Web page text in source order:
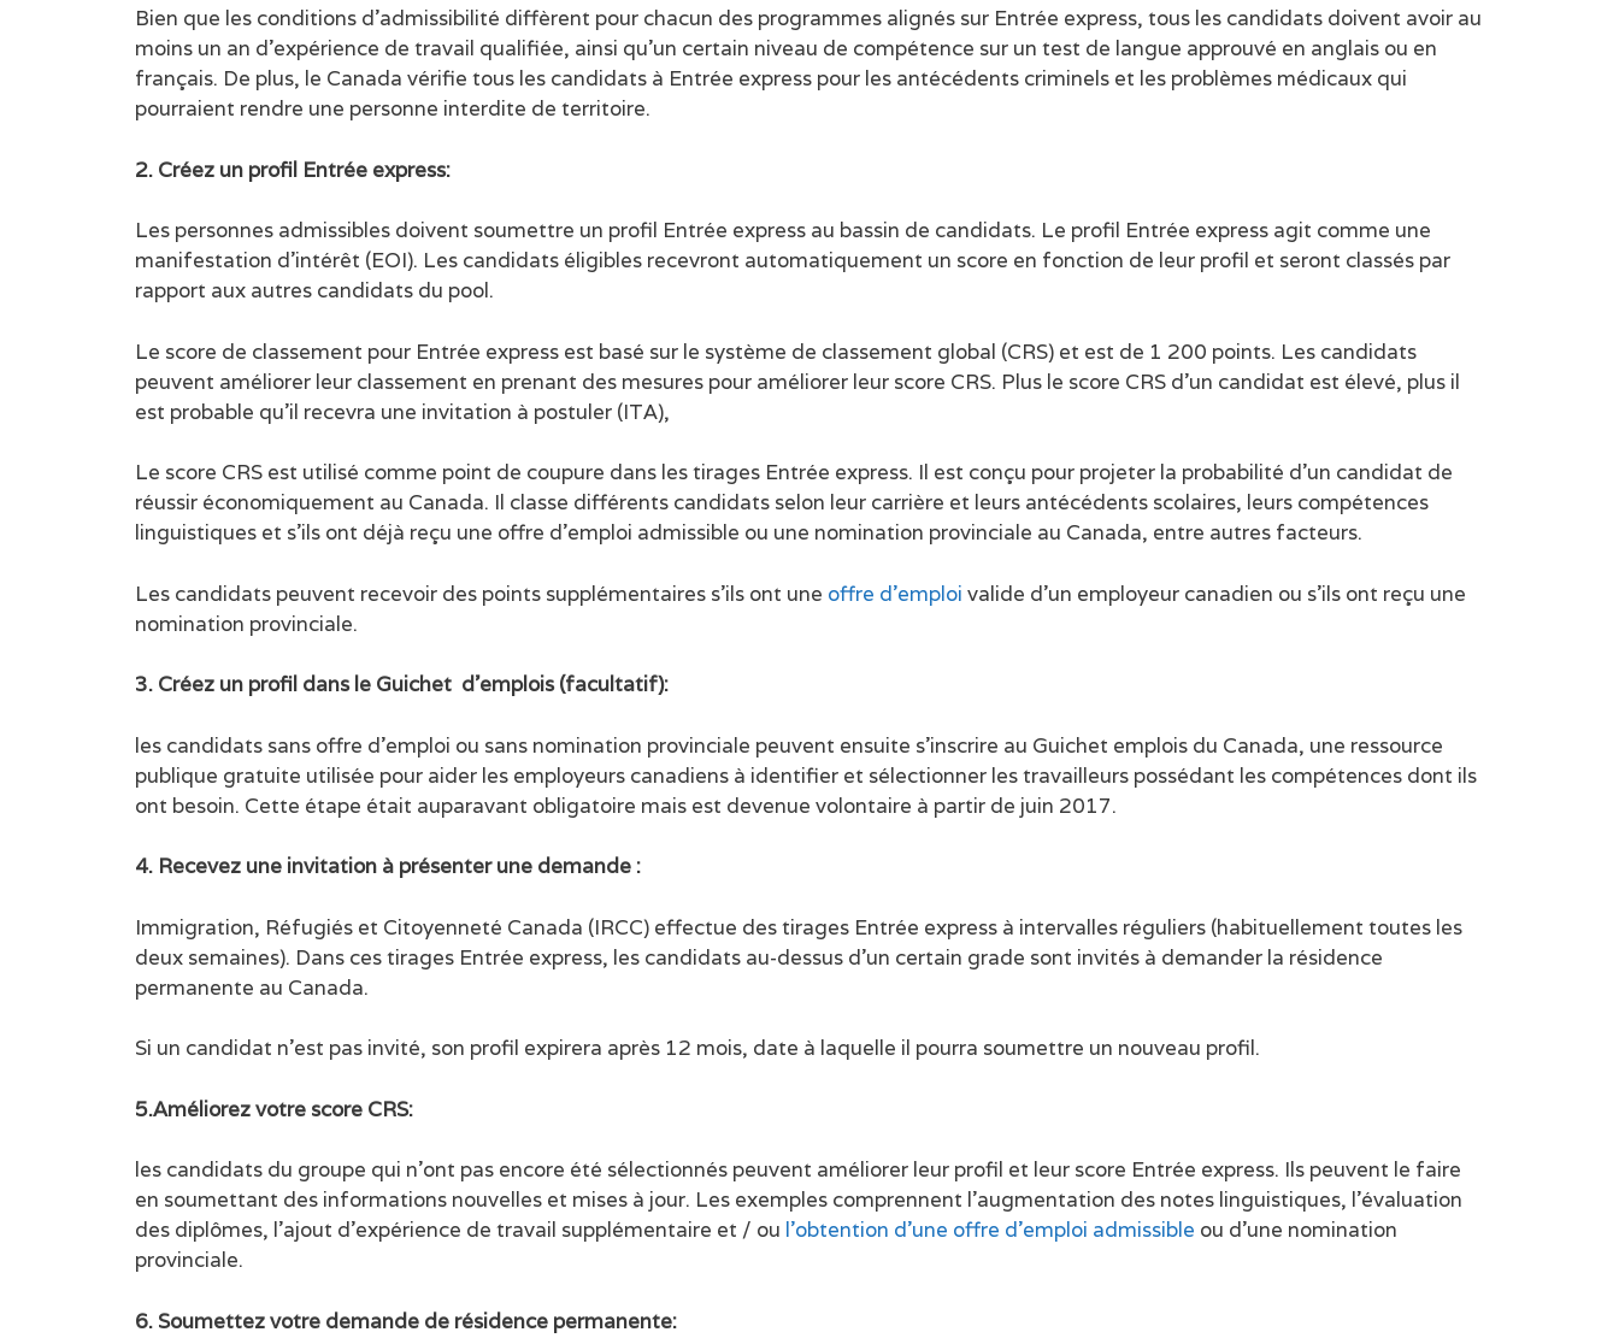
Bien que les conditions d’admissibilité diffèrent pour chacun des programmes alignés sur Entrée express, tous les candidats doivent avoir au
moins un an d’expérience de travail qualifiée, ainsi qu’un certain niveau de compétence sur un test de langue approuvé en anglais ou en
français. De plus, le Canada vérifie tous les candidats à Entrée express pour les antécédents criminels et les problèmes médicaux qui
pourraient rendre une personne interdite de territoire.
2. Créez un profil Entrée express:
Les personnes admissibles doivent soumettre un profil Entrée express au bassin de candidats. Le profil Entrée express agit comme une
manifestation d’intérêt (EOI). Les candidats éligibles recevront automatiquement un score en fonction de leur profil et seront classés par
rapport aux autres candidats du pool.
Le score de classement pour Entrée express est basé sur le système de classement global (CRS) et est de 1 200 points. Les candidats
peuvent améliorer leur classement en prenant des mesures pour améliorer leur score CRS. Plus le score CRS d’un candidat est élevé, plus il
est probable qu’il recevra une invitation à postuler (ITA),
Le score CRS est utilisé comme point de coupure dans les tirages Entrée express. Il est conçu pour projeter la probabilité d’un candidat de
réussir économiquement au Canada. Il classe différents candidats selon leur carrière et leurs antécédents scolaires, leurs compétences
linguistiques et s’ils ont déjà reçu une offre d’emploi admissible ou une nomination provinciale au Canada, entre autres facteurs.
Les candidats peuvent recevoir des points supplémentaires s’ils ont une offre d’emploi valide d’un employeur canadien ou s’ils ont reçu une
nomination provinciale.
3. Créez un profil dans le Guichet d’emplois (facultatif):
les candidats sans offre d’emploi ou sans nomination provinciale peuvent ensuite s’inscrire au Guichet emplois du Canada, une ressource
publique gratuite utilisée pour aider les employeurs canadiens à identifier et sélectionner les travailleurs possédant les compétences dont ils
ont besoin. Cette étape était auparavant obligatoire mais est devenue volontaire à partir de juin 2017.
4. Recevez une invitation à présenter une demande :
Immigration, Réfugiés et Citoyenneté Canada (IRCC) effectue des tirages Entrée express à intervalles réguliers (habituellement toutes les
deux semaines). Dans ces tirages Entrée express, les candidats au-dessus d’un certain grade sont invités à demander la résidence
permanente au Canada.
Si un candidat n’est pas invité, son profil expirera après 12 mois, date à laquelle il pourra soumettre un nouveau profil.
5.Améliorez votre score CRS:
les candidats du groupe qui n’ont pas encore été sélectionnés peuvent améliorer leur profil et leur score Entrée express. Ils peuvent le faire
en soumettant des informations nouvelles et mises à jour. Les exemples comprennent l’augmentation des notes linguistiques, l’évaluation
des diplômes, l’ajout d’expérience de travail supplémentaire et / ou l’obtention d’une offre d’emploi admissible ou d’une nomination
provinciale.
6. Soumettez votre demande de résidence permanente: